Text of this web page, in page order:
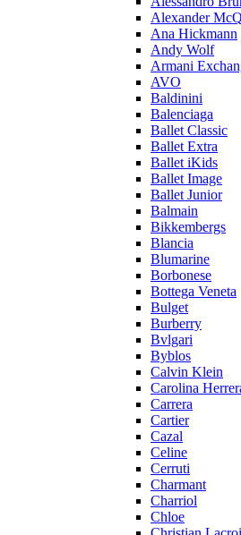
Alexander
Ana Hickmann
Andy Wolf
Armani
AVO
Baldinini
Balenciaga
Ballet Classic
Ballet Extra
Ballet iKids
Ballet Image
Ballet Junior
Balmain
Bikkembergs
Blancia
Blumarine
Borbonese
Bottega Veneta
Bulget
Burberry
Bvlgari
Byblos
Calvin Klein
Carolina
Carrera
Cartier
Cazal
Celine
Cerruti
Charmant
Charriol
Chloe